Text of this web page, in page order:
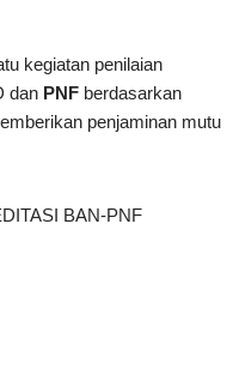
kegiatan penilaian
dan PNF berdasarkan
penjaminan mutu
BAN-PNF